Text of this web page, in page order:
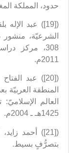
حدود، المملكة
([19]) عبد
الشرعيّة،
2011م.
([20]) عبد
المنطقة
1425هـ ـ 2004م.
بتصرُّفٍ بسيط.